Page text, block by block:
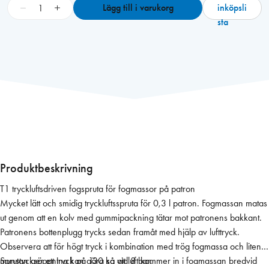
t
r
y
c
k
l
+ Lägg till i varukorg
inköpsli
sta
Produktbeskrivning
T1 tryckluftsdriven fogspruta för fogmassor på patron
Mycket lätt och smidig tryckluftsspruta för 0,3 l patron. Fogmassan matas
ut genom att en kolv med gummipackning tätar mot patronens bakkant.
Patronens bottenplugg trycks sedan framåt med hjälp av lufttryck.
Observera att för högt tryck i kombination med trög fogmassa och liten
munstycksöppning kan göra så att luft kommer in i fogmassan bredvid
Sprutan ger ett tryck på 130 kg vid 8 bar.